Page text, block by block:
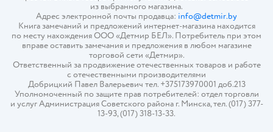
из выбранного магазина.
Адрес электронной почты продавца: info@detmir.by
Книга замечаний и предложений интернет-магазина находится
по месту нахождения ООО «Детмир БЕЛ». Потребитель при этом
вправе оставить замечания и предложения в любом магазине
торговой сети «Детмир».
Ответственный за продвижение отечественных товаров и работе
с отечественными производителями
Добрицкий Павел Валерьевич тел. +375173970001 доб.213
Уполномоченный по защите прав потребителей: отдел торговли
и услуг Администрация Советского района г. Минска, тел. (017) 377-
13-93, (017) 318-13-33.